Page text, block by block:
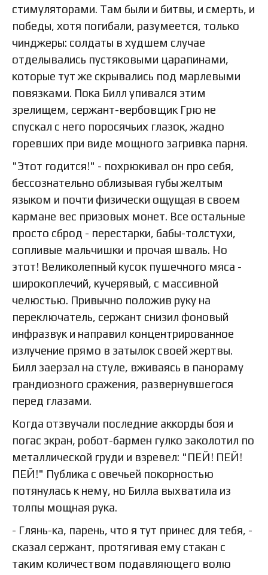
стимуляторами. Там были и битвы, и смерть, и
победы, хотя погибали, разумеется, только
чинджеры: солдаты в худшем случае
отделывались пустяковыми царапинами,
которые тут же скрывались под марлевыми
повязками. Пока Билл упивался этим
зрелищем, сержант-вербовщик Грю не
спускал с него поросячьих глазок, жадно
горевших при виде мощного загривка парня.
"Этот годится!" - похрюкивал он про себя,
бессознательно облизывая губы желтым
языком и почти физически ощущая в своем
кармане вес призовых монет. Все остальные
просто сброд - перестарки, бабы-толстухи,
сопливые мальчишки и прочая шваль. Но
этот! Великолепный кусок пушечного мяса -
широкоплечий, кучерявый, с массивной
челюстью. Привычно положив руку на
переключатель, сержант снизил фоновый
инфразвук и направил концентрированное
излучение прямо в затылок своей жертвы.
Билл заерзал на стуле, вживаясь в панораму
грандиозного сражения, развернувшегося
перед глазами.
Когда отзвучали последние аккорды боя и
погас экран, робот-бармен гулко заколотил по
металлической груди и взревел: "ПЕЙ! ПЕЙ!
ПЕЙ!" Публика с овечьей покорностью
потянулась к нему, но Билла выхватила из
толпы мощная рука.
- Глянь-ка, парень, что я тут принес для тебя, -
сказал сержант, протягивая ему стакан с
таким количеством подавляющего волю